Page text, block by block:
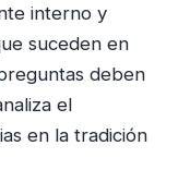
interno y
suceden en
deben
el
en la tradición